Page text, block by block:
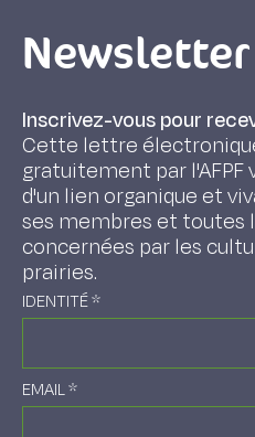
Newsletter
Inscrivez-vous pour
Cette lettre
gratuitement par l'AFPF
d'un lien organique et
ses membres et toutes
concernées par les
prairies.
IDENTITÉ*
EMAIL*